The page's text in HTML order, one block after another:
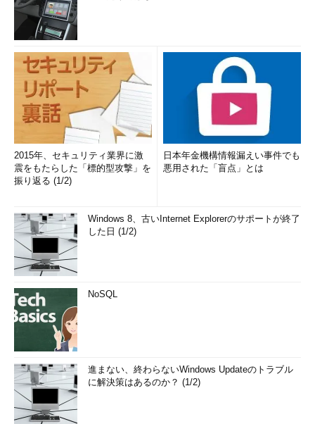
2015年、セキュリティ業界に激
震をもたらした「標的型攻撃」を
振り返る (1/2)
日本年金機構情報漏えい事件でも
悪用された「盲点」とは
Windows 8、古いInternet Explorerのサポートが終了
した日 (1/2)
NoSQL
進まない、終わらないWindows Updateのトラブル
に解決策はあるのか？ (1/2)